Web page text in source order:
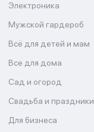
Электроника
Мужской гардероб
Всё для детей и мам
Все для дома
Сад и огород
Свадьба и праздники
Для бизнеса